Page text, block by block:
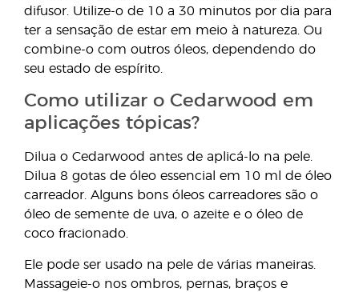
difusor. Utilize-o de 10 a 30 minutos por dia para
ter a sensação de estar em meio à natureza. Ou
combine-o com outros óleos, dependendo do
seu estado de espírito.
Como utilizar o Cedarwood em
aplicações tópicas?
Dilua o Cedarwood antes de aplicá-lo na pele.
Dilua 8 gotas de óleo essencial em 10 ml de óleo
carreador. Alguns bons óleos carreadores são o
óleo de semente de uva, o azeite e o óleo de
coco fracionado.
Ele pode ser usado na pele de várias maneiras.
Massageie-o nos ombros, pernas, braços e